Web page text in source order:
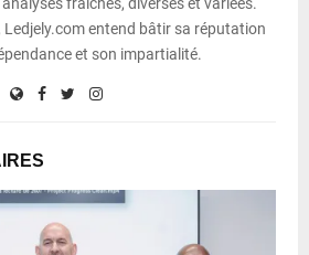
entend bâtir sa réputation
et son impartialité.